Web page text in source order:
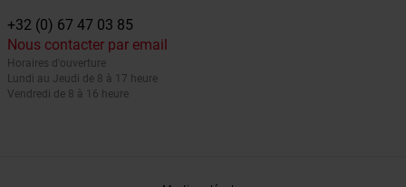
+32 (0) 67 47 03 85
Nous contacter par email
Horaires d'ouverture
Lundi au Jeudi de 8 à 17 heure
Vendredi de 8 à 16 heure